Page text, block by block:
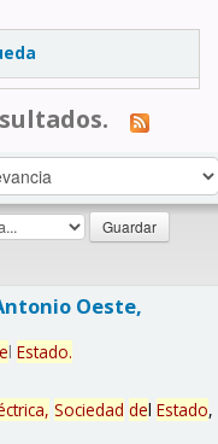
Oeste,
l Estado.
Sociedad del Estado,